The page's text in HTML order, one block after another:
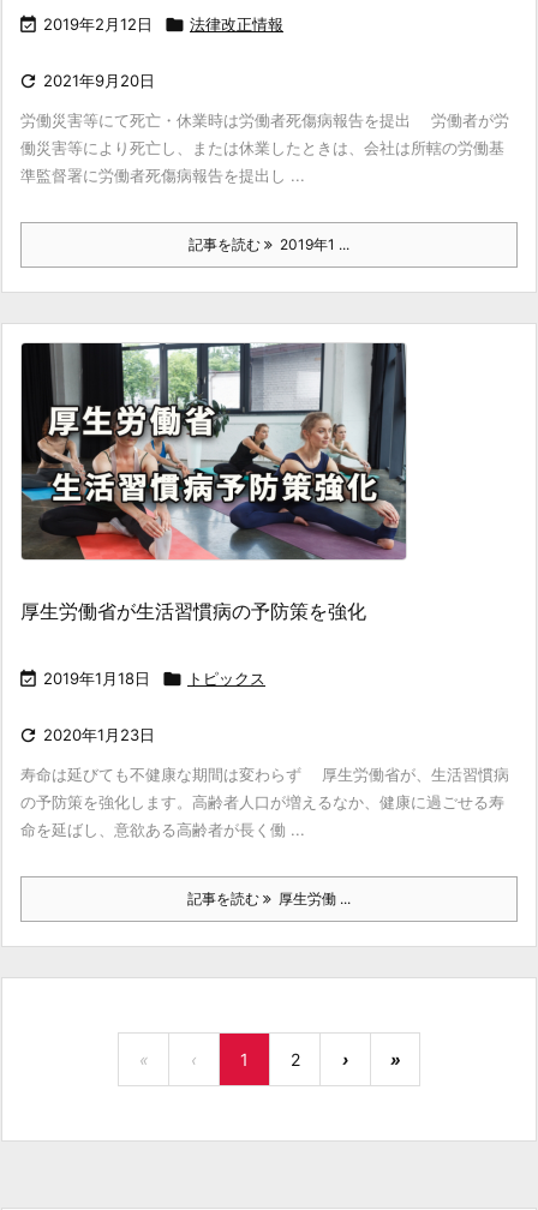
 2019年2月12日  法律改正情報
 2021年9月20日
労働災害等にて死亡・休業時は労働者死傷病報告を提出 労働者が労
働災害等により死亡し、または休業したときは、会社は所轄の労働基
準監督署に労働者死傷病報告を提出し ...
記事を読む 2019年1 ...
厚生労働省が生活習慣病の予防策を強化
 2019年1月18日  トピックス
 2020年1月23日
寿命は延びても不健康な期間は変わらず 厚生労働省が、生活習慣病
の予防策を強化します。高齢者人口が増えるなか、健康に過ごせる寿
命を延ばし、意欲ある高齢者が長く働 ...
記事を読む 厚生労働 ...
« ‹ 1 2 › »